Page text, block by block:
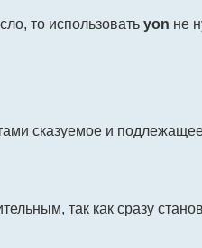
то использовать yon не
сказуемое и
так как сразу